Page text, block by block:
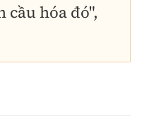
cầu hóa đó",